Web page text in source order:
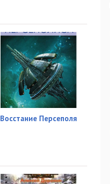
19:52
19:03
18:37
19:11
17:20
Восстание Персеполя